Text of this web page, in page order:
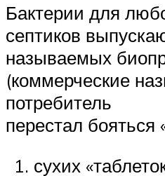
Бактерии для
септиков
называемых
(коммерческие
потребитель
перестал бояться
сухих